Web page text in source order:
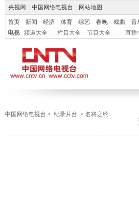
央视网 中国网络电视台 网站地图
首页 新闻 经济 体育 综艺 春晚 戏曲 音
电视
频道大全 栏目大全 节目大全 直播
中国网络电视台 > 纪录片台 > 名将之约